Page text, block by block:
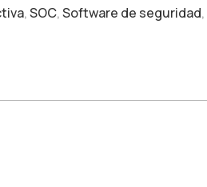
,SOC,Software de seguridad,